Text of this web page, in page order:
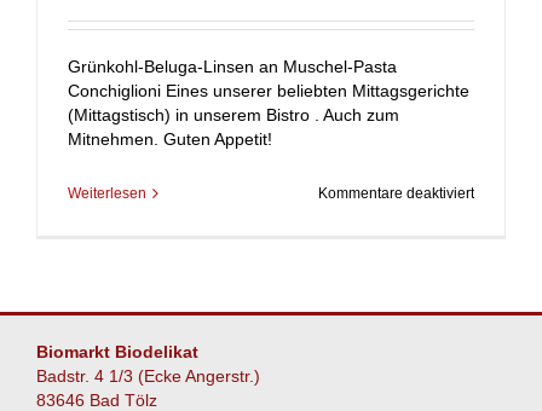
Grünkohl-Beluga-Linsen an Muschel-Pasta
Conchiglioni Eines unserer beliebten Mittagsgerichte
(Mittagstisch) in unserem Bistro . Auch zum
Mitnehmen. Guten Appetit!
Weiterlesen Kommentare deaktiviertfür
Biomarkt Biodelikat
Badstr. 4 1/3 (Ecke Angerstr.)
83646 Bad Tölz